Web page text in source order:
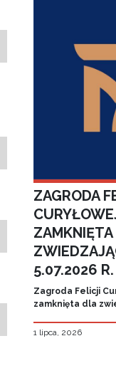
ZAGRODA
5.07.2026 R.
Zagroda Felicji
zamknięta dla
1 lipca, 2026